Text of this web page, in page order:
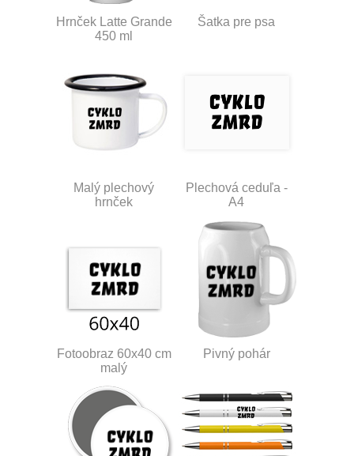
Hrnček Latte Grande
450 ml
Šatka pre psa
Malý plechový
hrnček
Plechová ceduľa -
A4
Fotoobraz 60x40 cm
malý
Pivný pohár